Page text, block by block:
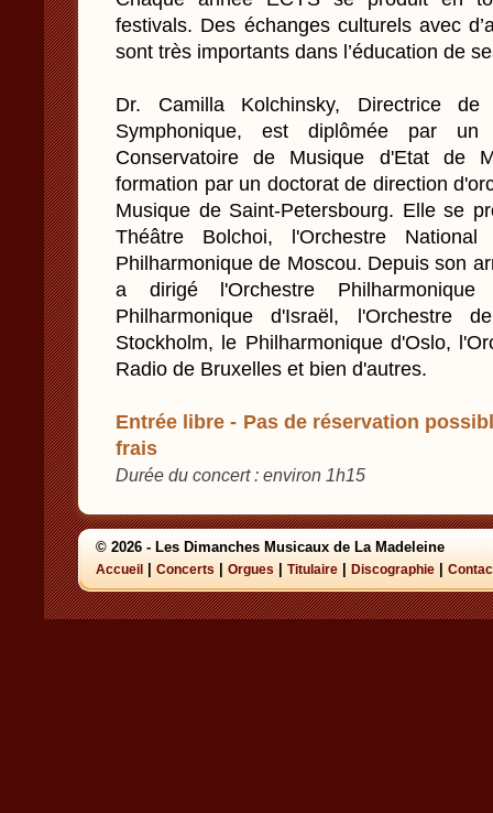
festivals. Des échanges culturels avec
sont très importants dans l’éducation de
Dr. Camilla Kolchinsky, Directrice
Symphonique, est diplômée par
Conservatoire de Musique d'Etat de
formation par un doctorat de direction
Musique de Saint-Petersbourg. Elle se
Théâtre Bolchoi, l'Orchestre
Philharmonique de Moscou. Depuis son
a dirigé l'Orchestre
Philharmonique d'Israël, l'Orchestre
Stockholm, le Philharmonique d'Oslo,
Radio de Bruxelles et bien d'autres.
Entrée libre - Pas de réservation
frais
Durée du concert : environ 1h15
© 2026 - Les Dimanches Musicaux de La Madeleine
Accueil Concerts Orgues Titulaire Discographie